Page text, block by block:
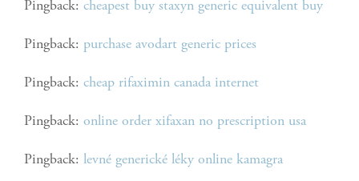
Pingback: cheapest buy staxyn generic equivalent buy
Pingback: purchase avodart generic prices
Pingback: cheap rifaximin canada internet
Pingback: online order xifaxan no prescription usa
Pingback: levné generické léky online kamagra